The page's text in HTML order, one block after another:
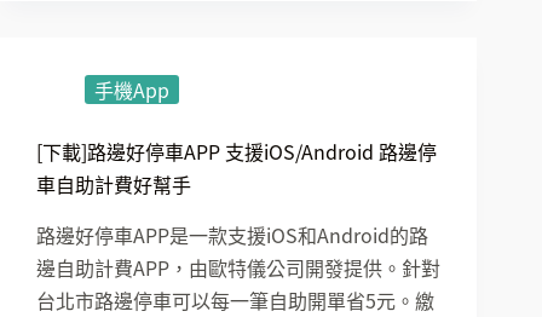
手機App
[下載]路邊好停車APP 支援iOS/Android 路邊停
車自助計費好幫手
路邊好停車APP是一款支援iOS和Android的路
邊自助計費APP，由歐特儀公司開發提供。針對
台北市路邊停車可以每一筆自助開單省5元。繳